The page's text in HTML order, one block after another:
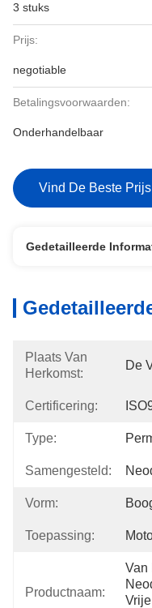
3 stuks
Prijs:
negotiable
Betalingsvoorwaarden:
Onderhandelbaar
Vind De Beste Prijs
Gedetailleerde
Plaats Van
Herkomst:
De
Certificering:
Type:
Samengesteld:
Vorm:
Toepassing:
Productnaam:
Van